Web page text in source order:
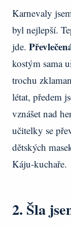
Karnevaly
byl nejlepší.
jde.
kostým sama
trochu
létat, předem
vznášet nad
učitelky se
dětských
Káju-kuchaře.
2. Šla